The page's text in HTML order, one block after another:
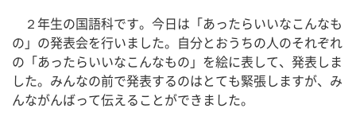
２年生の国語科です。今日は「あったらいいなこんなも
の」の発表会を行いました。自分とおうちの人のそれぞれ
の「あったらいいなこんなもの」を絵に表して、発表しま
した。みんなの前で発表するのはとても緊張しますが、み
んながんばって伝えることができました。